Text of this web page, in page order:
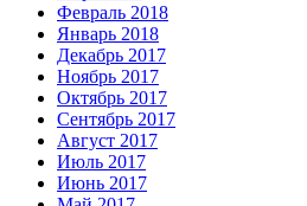
Февраль 2018
Январь 2018
Декабрь 2017
Ноябрь 2017
Октябрь 2017
Сентябрь 2017
Август 2017
Июль 2017
Июнь 2017